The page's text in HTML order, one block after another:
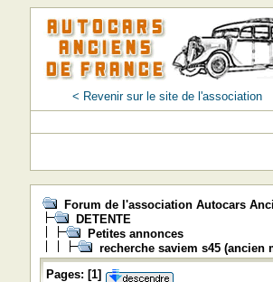
< Revenir sur le site de l'association
Forum de l'association Autocars
DETENTE
Petites annonces
recherche saviem s45 (ancien
Pages: [1]